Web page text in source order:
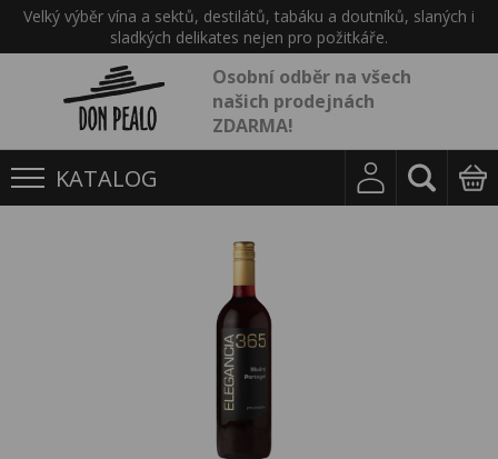
Velký výběr vína a sektů, destilátů, tabáku a doutníků, slaných i
sladkých delikates nejen pro požitkáře.
Osobní odběr na všech
našich prodejnách
ZDARMA!
KATALOG